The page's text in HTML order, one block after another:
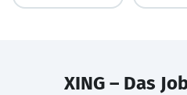
XING – Das